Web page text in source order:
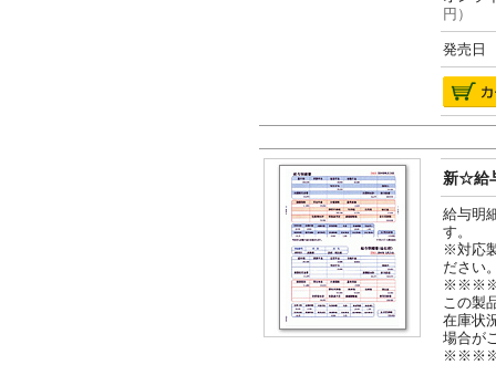
円）
発売日
新☆給
給与明
す。
※対応
ださい
この製
在庫状
場合が